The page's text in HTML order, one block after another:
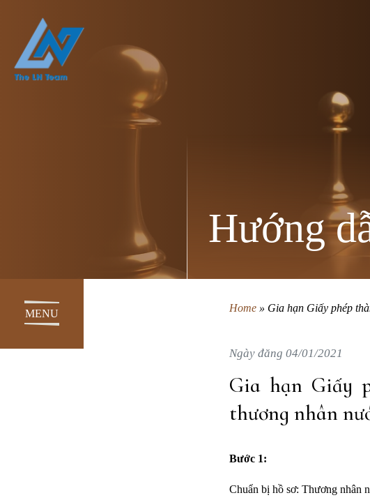
Hướng
MENU Home» Gia hạn Giấy phép
Ngày đăng 04/01/2021
Gia hạn Giấy
thương nhân
Bước 1:
Chuẩn bị hồ sơ: Thương nhân